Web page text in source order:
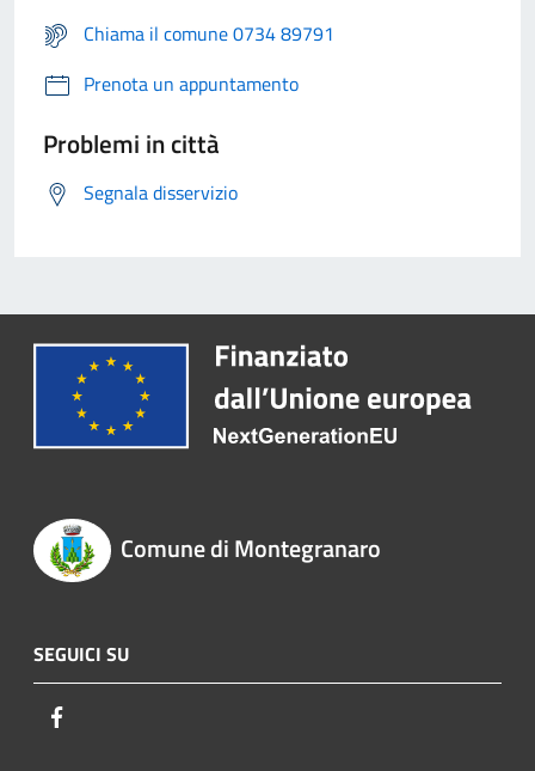
Chiama il comune 0734 89791
Prenota un appuntamento
Problemi in città
Segnala disservizio
Comune di Montegranaro
SEGUICI SU